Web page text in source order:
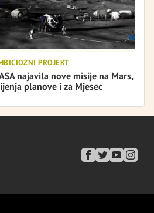
PROJEKT
najavila nove misije na Mars,
planove i za Mjesec